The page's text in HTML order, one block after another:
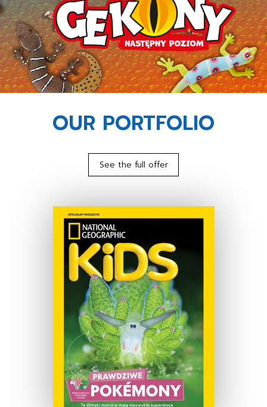
OUR PORTFOLIO
See the full offer